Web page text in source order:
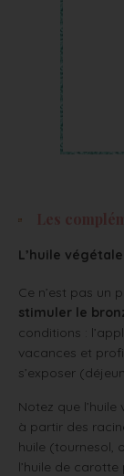
L’huile
Ce n’est pas un
stimuler le
conditions :
vacances et
s’exposer
Notez que
à partir des
huile (tournesol,
l’huile de